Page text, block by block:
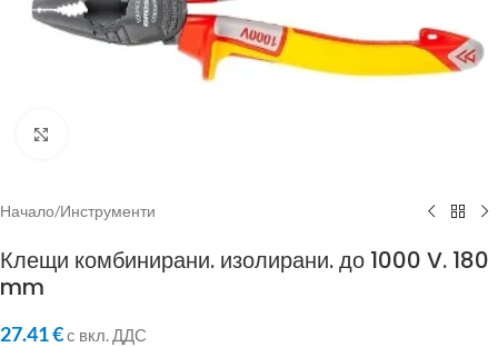
Начало/Инструменти
Клещи комбинирани. изолирани. до 1000 V. 180
mm
27.41€с вкл. ДДС